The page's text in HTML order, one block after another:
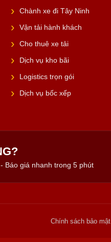
Chành xe đi Tây Ninh
Vận tải hành khách
Cho thuê xe tải
Dịch vụ kho bãi
Logistics trọn gói
Dịch vụ bốc xếp
Báo giá nhanh trong 5 phút
Chính sách bảo mật